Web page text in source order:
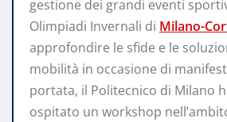
gestione dei grandi eventi
Olimpiadi Invernali di Milano-
approfondire le sfide e le
mobilità in occasione di
portata, il Politecnico di Milano
ospitato un workshop